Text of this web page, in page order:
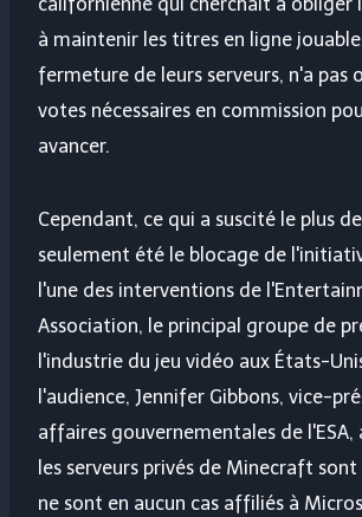
californienne qui cherchait à obliger
à maintenir les titres en ligne
fermeture de leurs serveurs, n'a pas
votes nécessaires en commission
avancer.
Cependant, ce qui a suscité le plus
seulement été le blocage de
l'une des interventions de
Association, le principal groupe de
l'industrie du jeu vidéo aux États-
l'audience, Jennifer Gibbons, vice-
affaires gouvernementales de l'ESA,
les serveurs privés de Minecraft
ne sont en aucun cas affiliés à